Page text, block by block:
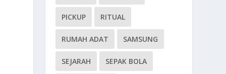
PICKUP RITUAL
RUMAH ADAT SAMSUNG
SEJARAH SEPAK BOLA